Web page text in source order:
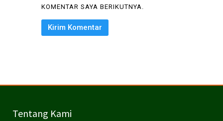
KOMENTAR SAYA BERIKUTNYA.
Tentang Kami